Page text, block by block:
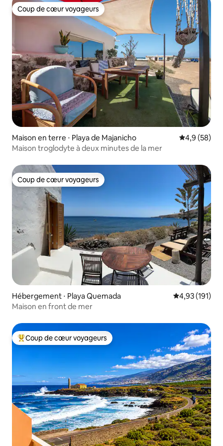
Coup de cœur voyageurs
Coup de cœur voyageurs
Maison en terre ⋅ Playa de Majanicho Évaluation
4,9 (58)
Maison troglodyte à deux minutes de la mer
Coup de cœur voyageurs
Coup de cœur voyageurs
Hébergement ⋅ Playa Quemada Évaluation
4,93 (191)
Maison en front de mer
Coups de cœur voyageurs les plus appréciés
Coup de cœur voyageurs